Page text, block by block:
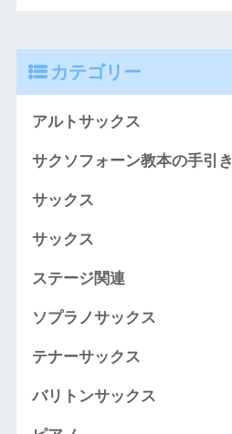
カテゴリー
アルトサックス
サクソフォーン教本の手引き
サックス
サックス
ステージ関連
ソプラノサックス
テナーサックス
バリトンサックス